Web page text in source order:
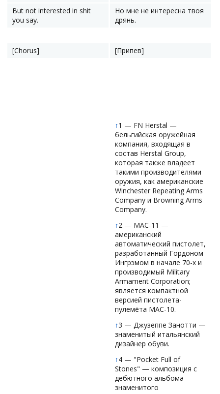
But not interested in shit
you say.
Но мне не интересна твоя
дрянь.
[Chorus] [Припев]
↑1 — FN Herstal —
бельгийская оружейная
компания, входящая в
состав Herstal Group,
которая также владеет
такими производителями
оружия, как американские
Winchester Repeating Arms
Company и Browning Arms
Company.
↑2 — MAC-11 —
американский
автоматический пистолет,
разработанный Гордоном
Ингрэмом в начале 70-х и
производимый Military
Armament Corporation;
является компактной
версией пистолета-
пулемёта MAC-10.
↑3 — Джузеппе Занотти —
знаменитый итальянский
дизайнер обуви.
↑4 — "Pocket Full of
Stones" — композиция с
дебютного альбома
знаменитого